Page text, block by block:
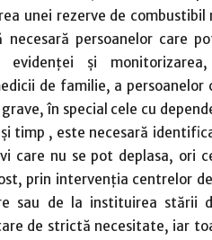
unei rezerve de combustibil
persoanelor care
şi
de familie, a
în special cele cu
timp , este necesară
care nu se pot deplasa, ori
prin intervenţia centrelor
sau de la instituirea stării
de strictă necesitate, iar